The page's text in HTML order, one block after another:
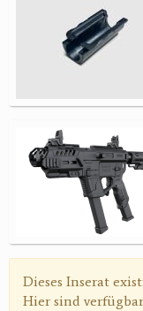
Bogensport
Zubehör
Jagdangebote
Jagdreviere
Bücher, Videos
Antikes
Geschenke
Warnmeldung
Dieses Inserat
Hier sind